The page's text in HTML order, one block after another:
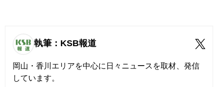
執筆：KSB報道
岡山・香川エリアを中心に日々ニュースを取材、発信
しています。